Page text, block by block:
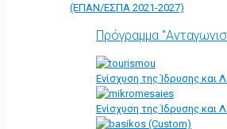
(ΕΠΑΝ/ΕΣΠΑ 2021-2027)
Πρόγραμμα
Ενίσχυση της Ίδρυσης και
Ενίσχυση της Ίδρυσης και